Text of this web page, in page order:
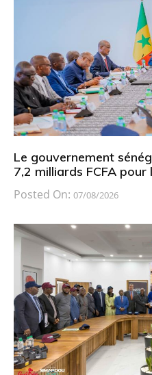
Le gouvernement
7,2 milliards FCFA
Posted On: 07/08/2026